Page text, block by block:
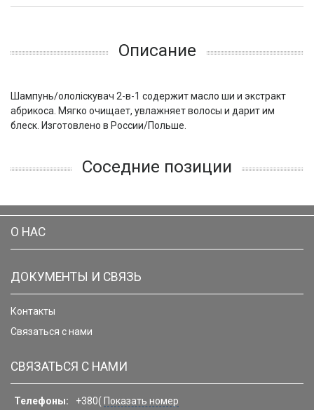
Описание
Шампунь/ололіскувач 2-в-1 содержит масло ши и экстракт
абрикоса. Мягко очищает, увлажняет волосы и дарит им
блеск. Изготовлено в России/Польше.
Соседние позиции
О НАС
ДОКУМЕНТЫ И СВЯЗЬ
Контакты
Связаться с нами
СВЯЗАТЬСЯ С НАМИ
Телефоны: +380( Показать номер